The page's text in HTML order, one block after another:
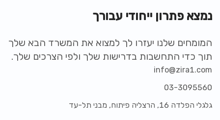
נמצא פתרון ייחודי עבורך
המומחים שלנו יעזרו לך למצוא את המשרד הבא שלך
תוך כדי התחשבות בדרישות שלך ולפי הצרכים שלך.
info@zira1.com
03-3095560
גלגלי הפלדה 16, הרצליה פיתוח, מבני תל-עד